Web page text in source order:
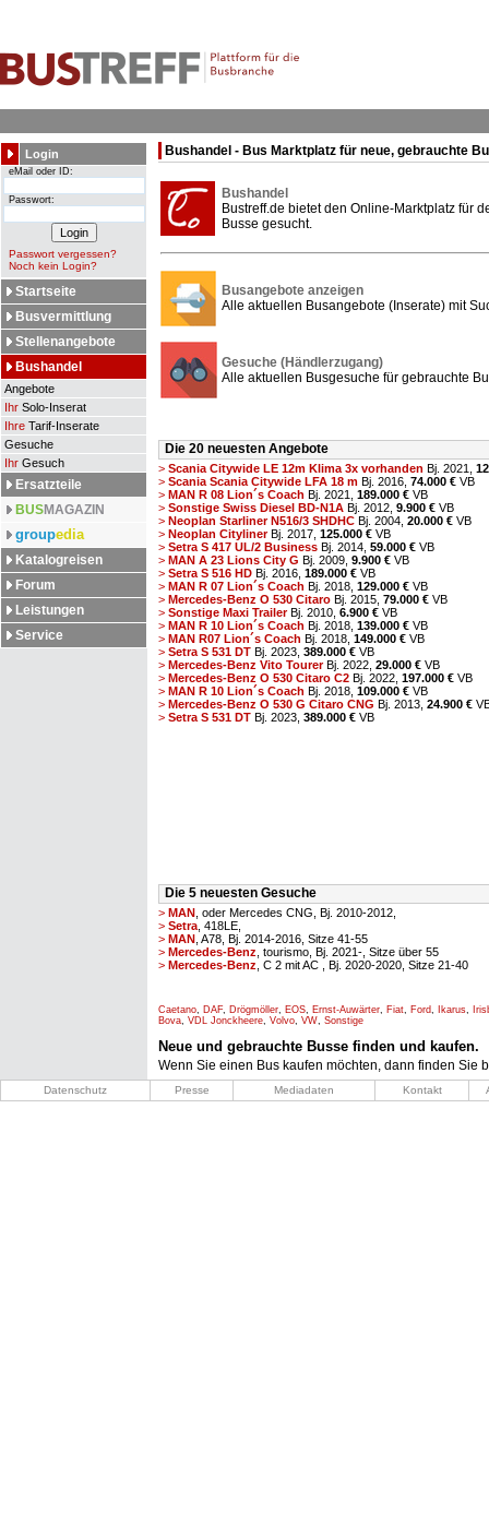
Login
eMail oder ID:
Passwort:
Passwort vergessen?
Noch kein Login?
Startseite
Busvermittlung
Stellenangebote
Bushandel
Angebote
Ihr Solo-Inserat
Ihre Tarif-Inserate
Gesuche
Ihr Gesuch
Ersatzteile
BUSMAGAZIN
groupedia
Katalogreisen
Forum
Leistungen
Service
Bushandel - Bus Marktplatz für neue, gebrauchte
Bushandel
Bustreff.de bietet den Online-Marktplatz für
Busse gesucht.
Busangebote anzeigen
Alle aktuellen Busangebote (Inserate) mit
Gesuche (Händlerzugang)
Alle aktuellen Busgesuche für gebrauchte
Die 20 neuesten Angebote
> Scania Citywide LE 12m Klima 3x vorhanden Bj. 2021,
> Scania Scania Citywide LFA 18 m Bj. 2016, 74.000 € VB
> MAN R 08 Lion´s Coach Bj. 2021, 189.000 € VB
> Sonstige Swiss Diesel BD-N1A Bj. 2012, 9.900 € VB
> Neoplan Starliner N516/3 SHDHC Bj. 2004, 20.000 € VB
> Neoplan CitylinerBj. 2017, 125.000 € VB
> Setra S 417 UL/2 Business Bj. 2014, 59.000 € VB
> MAN A 23 Lions City G Bj. 2009, 9.900 € VB
> Setra S 516 HD Bj. 2016, 189.000 € VB
> MAN R 07 Lion´s Coach Bj. 2018, 129.000 € VB
> Mercedes-Benz O 530 Citaro Bj. 2015, 79.000 € VB
> Sonstige Maxi TrailerBj. 2010, 6.900 € VB
> MAN R 10 Lion´s Coach Bj. 2018, 139.000 € VB
> MAN R07 Lion´s Coach Bj. 2018, 149.000 € VB
> Setra S 531 DT Bj. 2023, 389.000 € VB
> Mercedes-Benz Vito TourerBj. 2022, 29.000 € VB
> Mercedes-Benz O 530 Citaro C2 Bj. 2022, 197.000 € VB
> MAN R 10 Lion´s Coach Bj. 2018, 109.000 € VB
> Mercedes-Benz O 530 G Citaro CNG Bj. 2013, 24.900 €
> Setra S 531 DT Bj. 2023, 389.000 € VB
Die 5 neuesten Gesuche
> MAN , oder Mercedes CNG, Bj. 2010-2012,
> Setra , 418LE,
> MAN , A78, Bj. 2014-2016, Sitze 41-55
> Mercedes-Benz , tourismo, Bj. 2021-, Sitze über 55
> Mercedes-Benz , C 2 mit AC , Bj. 2020-2020, Sitze 21-40
Caetano, DAF, Drögmöller, EOS, Ernst-Auwärter, Fiat, Ford, Ikarus,
Bova, VDL Jonckheere, Volvo, VW, Sonstige
Neue und gebrauchte Busse finden und kaufen.
Wenn Sie einen Bus kaufen möchten, dann finden Sie
Datenschutz Presse Mediadaten Kontakt